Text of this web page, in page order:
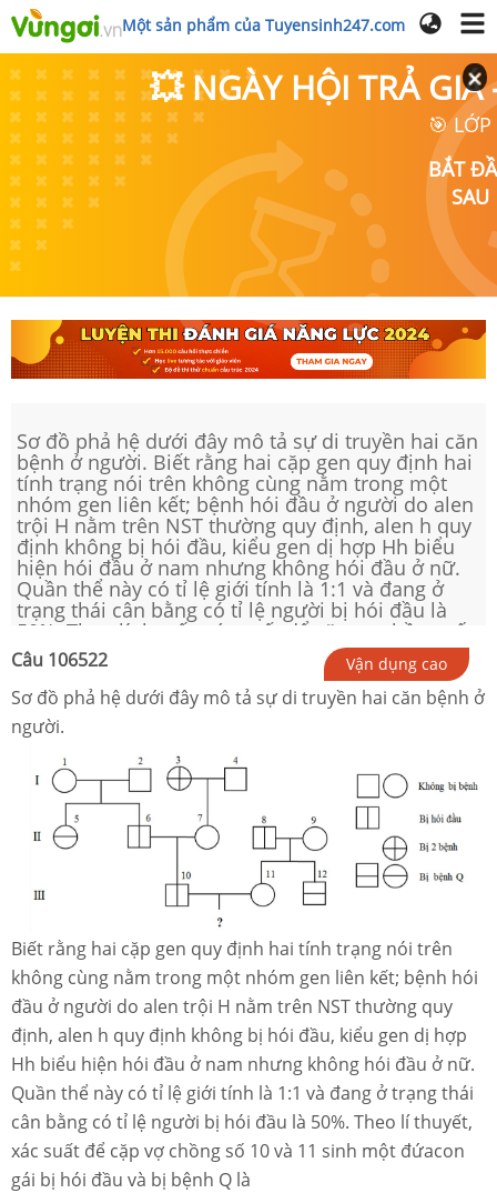
Một sản phẩm của Tuyensinh247.com
💥 NGÀY HỘI TRẢ GIÁ
🎯
BẮT
SAU
Sơ đồ phả hệ dưới đây mô tả sự di truyền hai căn
bệnh ở người. Biết rằng hai cặp gen quy định hai
tính trạng nói trên không cùng nằm trong một
nhóm gen liên kết; bệnh hói đầu ở người do alen
trội H nằm trên NST thường quy định, alen h quy
định không bị hói đầu, kiểu gen dị hợp Hh biểu
hiện hói đầu ở nam nhưng không hói đầu ở nữ.
Quần thể này có tỉ lệ giới tính là 1:1 và đang ở
trạng thái cân bằng có tỉ lệ người bị hói đầu là
50%. Theo lí thuyết, xác suất để cặp vợ chồng số
10 và 11 sinh một đứacon gái bị hói đầu và bị
bệnh Q là
Câu 106522 Vận dụng cao
Sơ đồ phả hệ dưới đây mô tả sự di truyền hai căn bệnh ở
người.
Biết rằng hai cặp gen quy định hai tính trạng nói trên
không cùng nằm trong một nhóm gen liên kết; bệnh hói
đầu ở người do alen trội H nằm trên NST thường quy
định, alen h quy định không bị hói đầu, kiểu gen dị hợp
Hh biểu hiện hói đầu ở nam nhưng không hói đầu ở nữ.
Quần thể này có tỉ lệ giới tính là 1:1 và đang ở trạng thái
cân bằng có tỉ lệ người bị hói đầu là 50%. Theo lí thuyết,
xác suất để cặp vợ chồng số 10 và 11 sinh một đứacon
gái bị hói đầu và bị bệnh Q là